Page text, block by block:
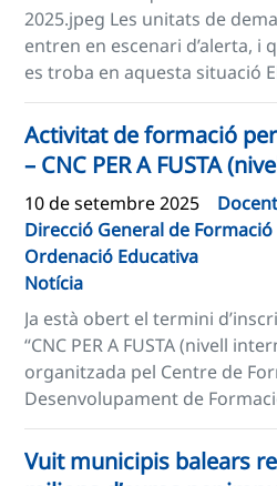
2025.jpeg Les unitats de
entren en escenari d’alerta, i
es troba en aquesta situació
Activitat de formació
– CNC PER A FUSTA
10 de setembre 2025
Direcció General de
Ordenació Educativa
Notícia
Ja està obert el termini
“CNC PER A FUSTA (nivell
organitzada pel Centre de
Desenvolupament de
Vuit municipis balears